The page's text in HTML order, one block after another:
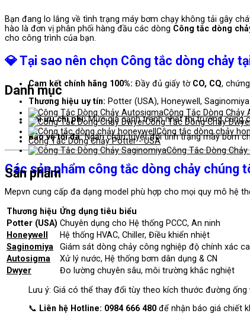
Bạn đang lo lắng về tình trạng máy bơm chạy không tải gây
hào là đơn vị phân phối hàng đầu các dòng Công tắc dòng
cho công trình của bạn.
💎 Tại sao nên chọn Công tắc dòng chảy
Cam kết chính hãng 100%: Đầy đủ giấy tờ CO, CQ,
Thương hiệu uy tín: Potter (USA), Honeywell,
Tối ưu chi phí:Mức giá cạnh tranh nhất thị trường cùng
Bảo vệ tối đa:Ngăn chặn tuyệt đối tình trạng máy bơm
Các sản phẩm công tắc dòng chảy chúng
Mepvn cung cấp đa dạng model phù hợp cho mọi quy mô hệ
Thương hiệu Ứng dụng tiêu biểu
Potter (USA) Chuyên dụng cho Hệ thống PCCC, An ninh
Honeywell
Hệ thống HVAC, Chiller, Điều khiển nhiệt
Saginomiya
Giám sát dòng chảy công nghiệp độ chính xác
Autosigma
Xử lý nước, Hệ thống bơm dân dụng & CN
Dwyer
Đo lường chuyên sâu, môi trường khắc nghiệt
Lưu ý: Giá có thể thay đổi tùy theo kích thước đường ống
📞 Liên hệ Hotline: 0984 666 480 để nhận báo giá chiết
Danh mục
Công Tắc Dòng Chảy
Công Tắc Dòng Chảy
Công tắc dòng chảy
Công Tắc Dòng Chảy Potter - USA
Công Tắc Dòng
Sản phẩm